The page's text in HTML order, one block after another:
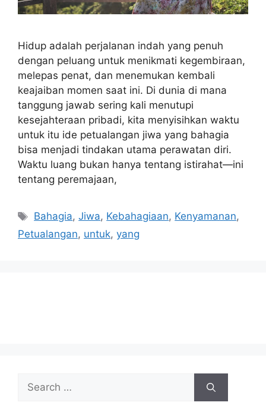
Hidup adalah perjalanan indah yang penuh
dengan peluang untuk menikmati kegembiraan,
melepas penat, dan menemukan kembali
keajaiban momen saat ini. Di dunia di mana
tanggung jawab sering kali menutupi
kesejahteraan pribadi, kita menyisihkan waktu
untuk itu ide petualangan jiwa yang bahagia
bisa menjadi tindakan utama perawatan diri.
Waktu luang bukan hanya tentang istirahat—ini
tentang peremajaan,
Tags
Bahagia,Jiwa, Kebahagiaan, Kenyamanan,
Petualangan, untuk, yang
Search
for: